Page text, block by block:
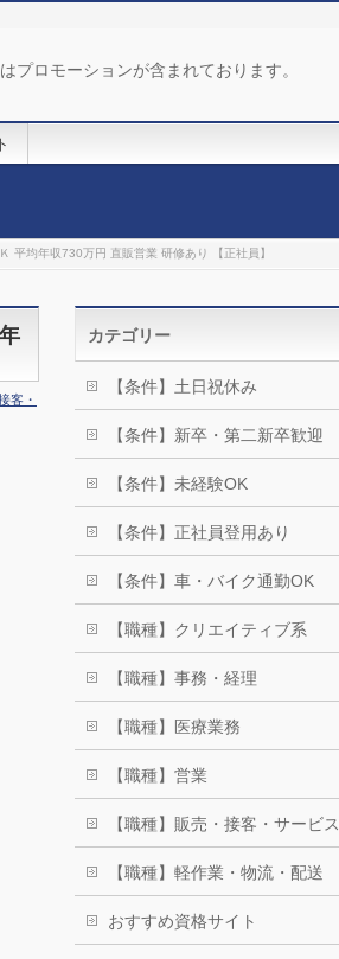
プロモーションが含まれております。
平均年収730万円 直販営業 研修あり 【正社員】
客・
カテゴリー
【条件】土日祝休み
【条件】新卒・第二新卒歓迎
【条件】未経験OK
【条件】正社員登用あり
【条件】車・バイク通勤OK
【職種】クリエイティブ系
【職種】事務・経理
【職種】医療業務
【職種】営業
【職種】販売・接客・サービス
【職種】軽作業・物流・配送
おすすめ資格サイト